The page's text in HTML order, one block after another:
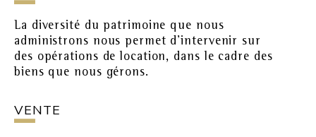
La diversité du patrimoine que nous
administrons nous permet d’intervenir sur
des opérations de location, dans le cadre des
biens que nous gérons.
VENTE